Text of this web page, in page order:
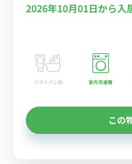
2026年10月01日から入
バストイレ別 室内洗濯機
この